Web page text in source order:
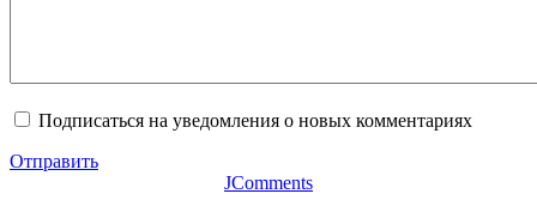
Подписаться на уведомления о новых комментариях
Отправить
JComments